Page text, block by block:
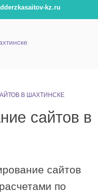
kz.ru
В ШАХТИНСКЕ
сайтов в
сайтов
по